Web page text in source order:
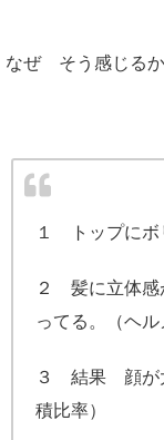
なぜ そう感じるか
１ トップにボ
２ 髪に立体感
ってる。（ヘル
３ 結果 顔が
積比率）